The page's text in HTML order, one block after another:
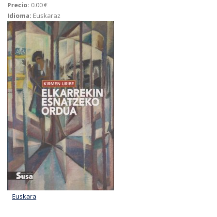
Precio: 0.00 €
Idioma: Euskaraz
Euskara